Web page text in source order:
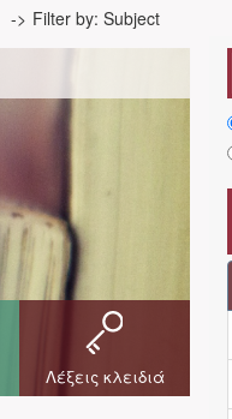
Filter by: Subject
Λέξεις κλειδιά